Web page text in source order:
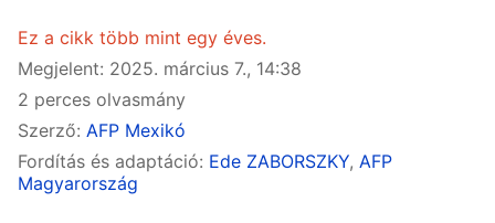
Ez a cikk több mint egy éves.
Megjelent: 2025. március 7., 14:38
2 perces olvasmány
Szerző: AFP Mexikó
Fordítás és adaptáció: Ede ZABORSZKY, AFP
Magyarország